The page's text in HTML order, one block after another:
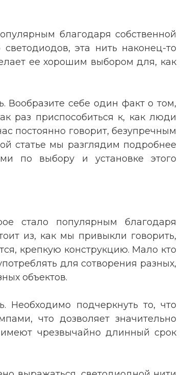
благодаря собственной
эта нить наконец-то
ее хорошим выбором для, как
Вообразите себе один факт о том,
раз приспособиться к, как люди
постоянно говорит, безупречным
статье мы разглядим подробнее
по выбору и установке этого
стало популярным благодаря
из, как мы привыкли говорить,
крепкую конструкцию. Мало кто
для сотворения разных,
объектов.
Необходимо подчеркнуть то, что
что дозволяет значительно
чрезвычайно длинный срок